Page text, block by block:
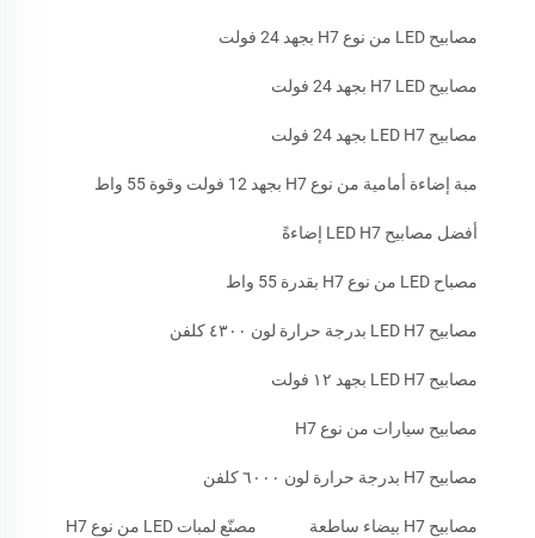
مصابيح LED من نوع H7 بجهد 24 فولت
مصابيح H7 LED بجهد 24 فولت
مصابيح LED H7 بجهد 24 فولت
مبة إضاءة أمامية من نوع H7 بجهد 12 فولت وقوة 55 واط
أفضل مصابيح LED H7 إضاءةً
مصباح LED من نوع H7 بقدرة 55 واط
مصابيح LED H7 بدرجة حرارة لون ٤٣٠٠ كلفن
مصابيح LED H7 بجهد ١٢ فولت
مصابيح سيارات من نوع H7
مصابيح H7 بدرجة حرارة لون ٦٠٠٠ كلفن
مصابيح H7 بيضاء ساطعة مصنّع لمبات LED من نوع H7